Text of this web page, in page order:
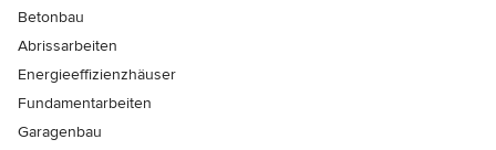
Betonbau
Abrissarbeiten
Energieeffizienzhäuser
Fundamentarbeiten
Garagenbau